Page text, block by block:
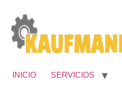
INICIO SERVICIOS